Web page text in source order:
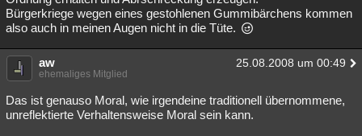
Bürgerkriege wegen eines gestohlenen Gummibärchens kommen
also auch in meinen Augen nicht in die Tüte.
aw 25.08.2008 um 00:49
ehemaliges Mitglied
Das ist genauso Moral, wie irgendeine traditionell übernommene,
unreflektierte Verhaltensweise Moral sein kann.